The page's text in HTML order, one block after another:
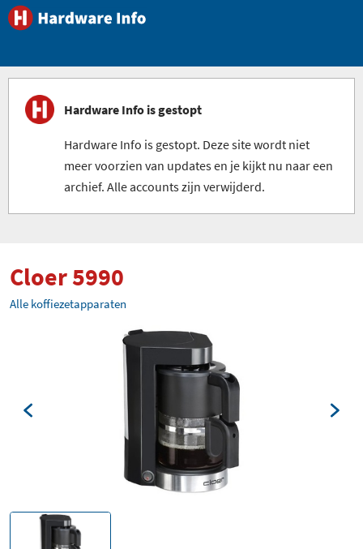
Hardware Info is gestopt
Hardware Info is gestopt. Deze site wordt niet
meer voorzien van updates en je kijkt nu naar een
archief. Alle accounts zijn verwijderd.
Cloer 5990
Alle koffiezetapparaten